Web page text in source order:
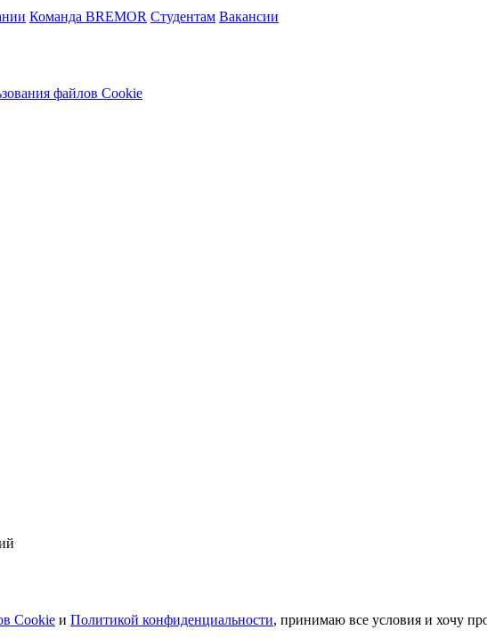
Команда BREMOR Студентам Вакансии
файлов Cookie
Cookie и Политикой конфиденциальности, принимаю все условия и хочу